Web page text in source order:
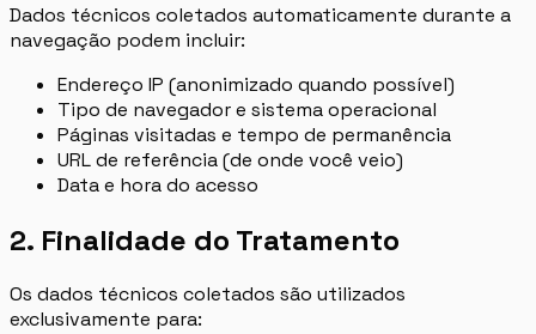
Dados técnicos coletados automaticamente durante a
navegação podem incluir:
Endereço IP (anonimizado quando possível)
Tipo de navegador e sistema operacional
Páginas visitadas e tempo de permanência
URL de referência (de onde você veio)
Data e hora do acesso
2. Finalidade do Tratamento
Os dados técnicos coletados são utilizados
exclusivamente para: